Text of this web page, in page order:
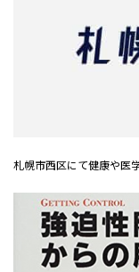
札幌市西区にて健康や医